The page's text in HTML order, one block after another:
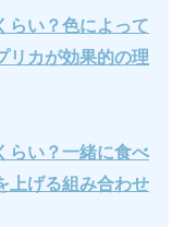
らい？色によって
リカが効果的の理
らい？一緒に食べ
上げる組み合わせ